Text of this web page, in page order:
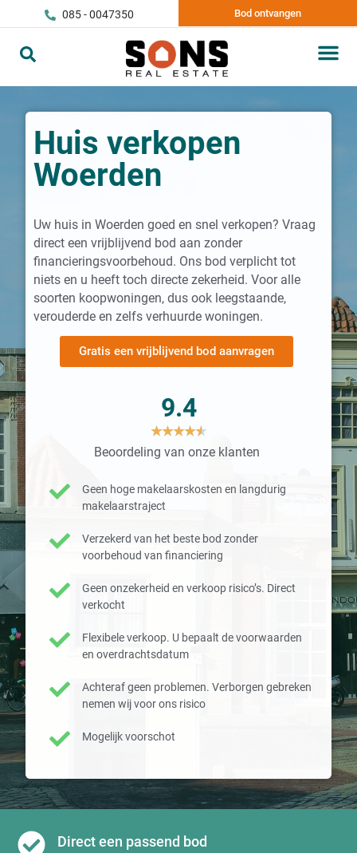
085 - 0047350 Bod ontvangen
Huis verkopen
Woerden
Uw huis in Woerden goed en snel verkopen? Vraag
direct een vrijblijvend bod aan zonder
financieringsvoorbehoud. Ons bod verplicht tot
niets en u heeft toch directe zekerheid. Voor alle
soorten koopwoningen, dus ook leegstaande,
verouderde en zelfs verhuurde woningen.
Gratis een vrijblijvend bod aanvragen
9.4
★★★★★
Beoordeling van onze klanten
Geen hoge makelaarskosten en langdurig
makelaarstraject
Verzekerd van het beste bod zonder
voorbehoud van financiering
Geen onzekerheid en verkoop risico’s. Direct
verkocht
Flexibele verkoop. U bepaalt de voorwaarden
en overdrachtsdatum
Achteraf geen problemen. Verborgen gebreken
nemen wij voor ons risico
Mogelijk voorschot
Direct een passend bod